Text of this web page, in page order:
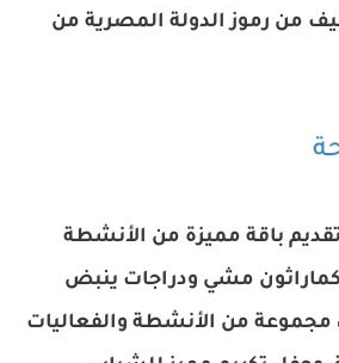
من رموز الدولة المصرية من
تقديم باقة مميزة من الأنشطة
كماراثون مشي ودراجات ينبض
مجموعة من الأنشطة والفعاليات